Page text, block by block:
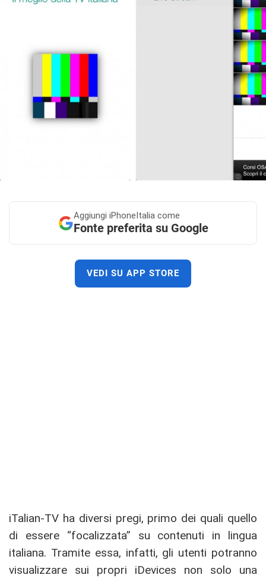
Aggiungi iPhoneItalia come
Fonte preferita su Google
VEDI SU APP STORE
iTalian-TV ha diversi pregi, primo dei quali quello
di essere “focalizzata” su contenuti in lingua
italiana. Tramite essa, infatti, gli utenti potranno
visualizzare sui propri iDevices non solo una